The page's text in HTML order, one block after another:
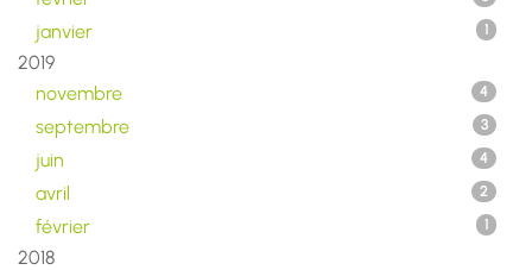
janvier 1
2019
novembre
4
septembre 3
juin 4
avril 2
février 1
2018